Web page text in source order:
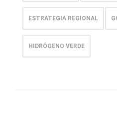
ESTRATEGIA REGIONAL
HIDRÓGENO VERDE